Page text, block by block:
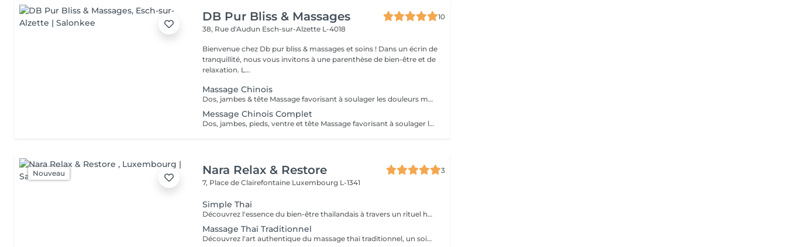
DB Pur Bliss & Massages
10
38, Rue d'Audun Esch-sur-Alzette L-4018
Bienvenue chez Db pur bliss & massages et soins ! Dans un écrin de
tranquillité, nous vous invitons à une parenthèse de bien-être et de
relaxation. L...
Massage Chinois
Dos, jambes & tête Massage favorisant à soulager les douleurs musculaires et articulaires , soulage les tensions nerveuses . Massage doux et profond , bien être et détente garantis .
Message Chinois Complet
Dos, jambes, pieds, ventre et tête Massage favorisant à soulager les douleurs musculaires et articulaire , soulagé les tensions nerveuses . Massage doux et profond , bien être et détente garantis .
Nouveau Nara Relax & Restore
3
7, Place de Clairefontaine Luxembourg L-1341
Simple Thai
Découvrez l'essence du bien-être thaïlandais à travers un rituel harmonieux. Conçu pour détendre le corps, soulager les tensions musculaires, stimuler la circulation et procurer une sensation durable d'équilibre et de bien-être. Comprend : Massage Thaïlandais Traditionnel à l'Huile 90 min Réflexologie Plantaire Thaïlandaise 45 min
Massage Thaï Traditionnel
Découvrez l'art authentique du massage thaï traditionnel, un soin complet du corps pratiqué sans huile, associant acupression, étirements et pressions rythmées. Idéal pour soulager les tensions musculaires, améliorer la souplesse, stimuler la circulation et retrouver une sensation profonde de bien-être et d'équilibre.